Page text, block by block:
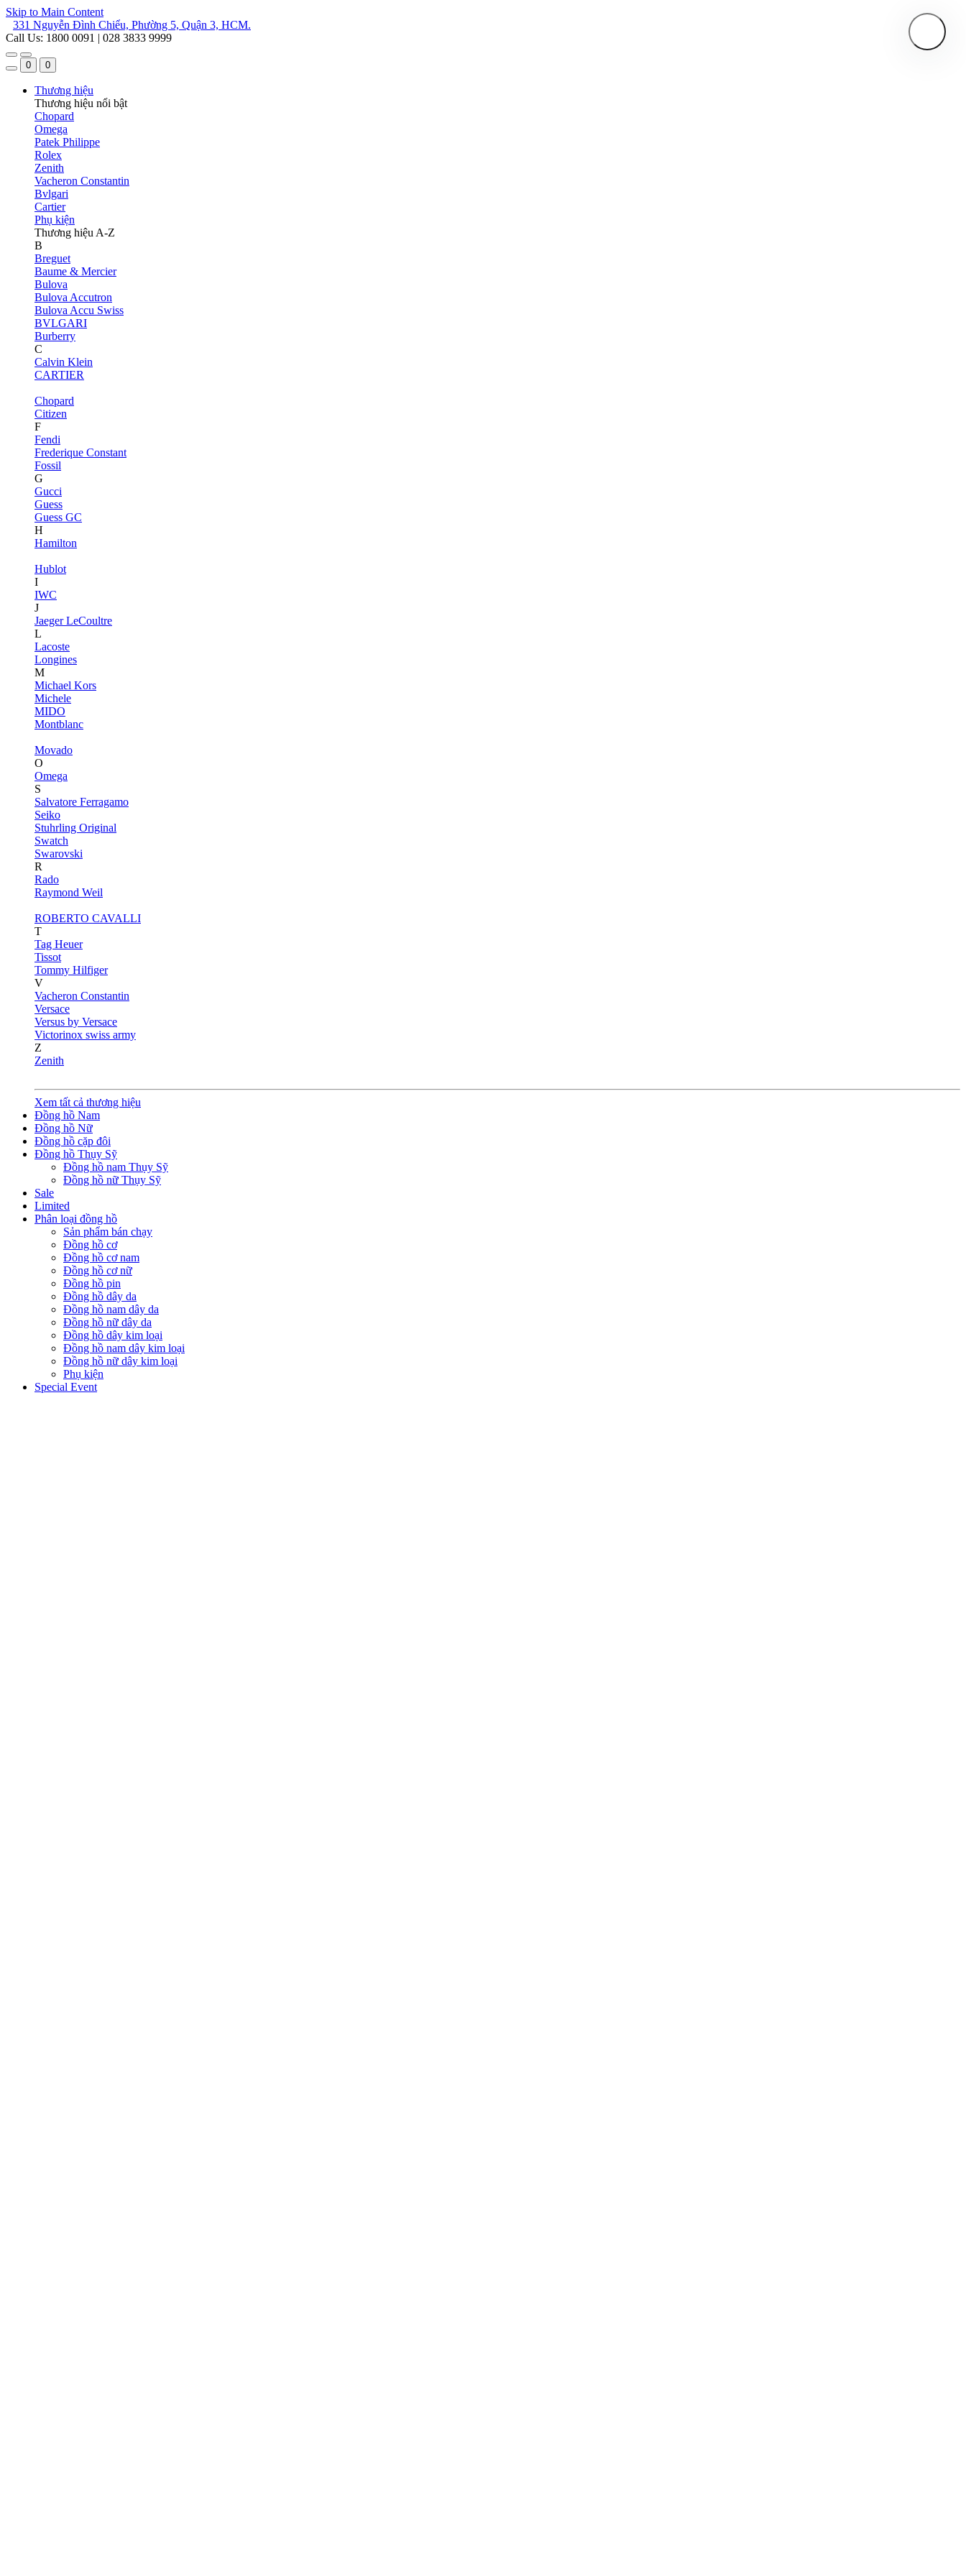
Skip to Main Content
331 Nguyễn Đình Chiểu, Phường 5, Quận 3, HCM.
Call Us: 1800 0091 | 028 3833 9999
0 0
Thương hiệu
Thương hiệu nổi bật
Chopard
Omega
Patek Philippe
Rolex
Zenith
Vacheron Constantin
Bvlgari
Cartier
Phụ kiện
Thương hiệu A-Z
B
Breguet
Baume & Mercier
Bulova
Bulova Accutron
Bulova Accu Swiss
BVLGARI
Burberry
C
Calvin Klein
CARTIER
Chopard
Citizen
F
Fendi
Frederique Constant
Fossil
G
Gucci
Guess
Guess GC
H
Hamilton
Hublot
I
IWC
J
Jaeger LeCoultre
L
Lacoste
Longines
M
Michael Kors
Michele
MIDO
Montblanc
Movado
O
Omega
S
Salvatore Ferragamo
Seiko
Stuhrling Original
Swatch
Swarovski
R
Rado
Raymond Weil
ROBERTO CAVALLI
T
Tag Heuer
Tissot
Tommy Hilfiger
V
Vacheron Constantin
Versace
Versus by Versace
Victorinox swiss army
Z
Zenith
Xem tất cả thương hiệu
Đồng hồ Nam
Đồng hồ Nữ
Đồng hồ cặp đôi
Đồng hồ Thụy Sỹ
Đồng hồ nam Thụy Sỹ
Đồng hồ nữ Thụy Sỹ
Sale
Limited
Phân loại đồng hồ
Sản phẩm bán chạy
Đồng hồ cơ
Đồng hồ cơ nam
Đồng hồ cơ nữ
Đồng hồ pin
Đồng hồ dây da
Đồng hồ nam dây da
Đồng hồ nữ dây da
Đồng hồ dây kim loại
Đồng hồ nam dây kim loại
Đồng hồ nữ dây kim loại
Phụ kiện
Special Event